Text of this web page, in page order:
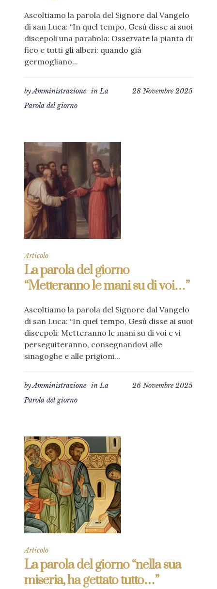
Ascoltiamo la parola del Signore dal Vangelo
di san Luca: “In quel tempo, Gesù disse ai suoi
discepoli una parabola: Osservate la pianta di
fico e tutti gli alberi: quando già
germogliano...
28 Novembre 2025
byAmministrazione inLa
Parola del giorno
Articolo
La parola del giorno
“Metteranno le mani su di voi…”
Ascoltiamo la parola del Signore dal Vangelo
di san Luca: “In quel tempo, Gesù disse ai suoi
discepoli: Metteranno le mani su di voi e vi
perseguiteranno, consegnandovi alle
sinagoghe e alle prigioni...
26 Novembre 2025
byAmministrazione inLa
Parola del giorno
Articolo
La parola del giorno “nella sua
miseria, ha gettato tutto…”